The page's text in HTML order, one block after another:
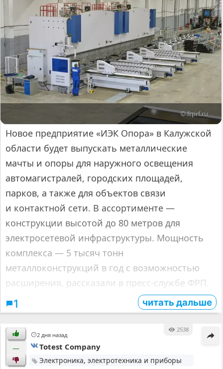
© frprf.ru
Новое предприятие «ИЭК Опора» в Калужской
области будет выпускать металлические
мачты и опоры для наружного освещения
автомагистралей, городских площадей,
парков, а также для объектов связи
и контактной сети. В ассортименте —
конструкции высотой до 80 метров для
электросетевой инфраструктуры. Мощность
комплекса — 5 тысяч тонн
металлоконструкций в год с возможностью
расширения, рассказали в пресс-службе ФРП.
1 читать дальше
2 дня назад
2538
— Totest Company
Электроника, электротехника и приборы